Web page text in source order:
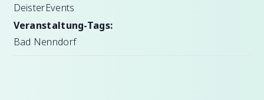
DeisterEvents
Veranstaltung-Tags:
Bad Nenndorf